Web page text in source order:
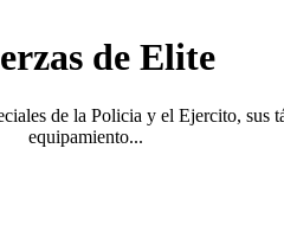
de Elite
de la Policia y el Ejercito, sus
equipamiento...